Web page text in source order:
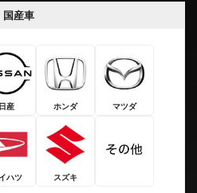
国産車
日産 ホンダ マツダ
ハツ スズキ